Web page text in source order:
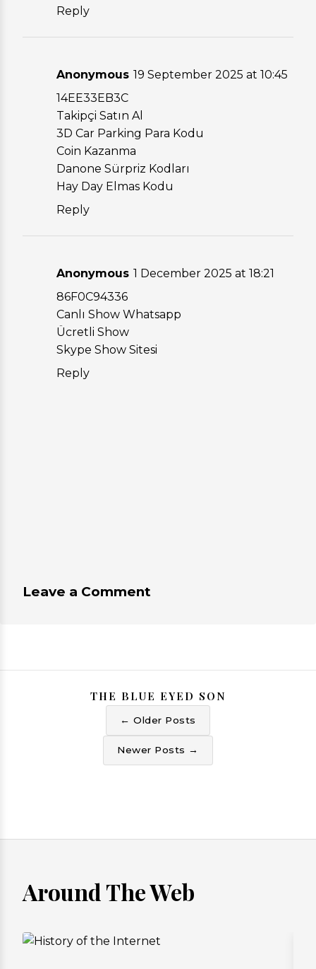
Reply
Anonymous 19 September 2025 at 10:45
14EE33EB3C
Takipçi Satın Al
3D Car Parking Para Kodu
Coin Kazanma
Danone Sürpriz Kodları
Hay Day Elmas Kodu
Reply
Anonymous 1 December 2025 at 18:21
86F0C94336
Canlı Show Whatsapp
Ücretli Show
Skype Show Sitesi
Reply
Leave a Comment
← Older Posts
THE BLUE EYED SON
Newer Posts →
Around The Web